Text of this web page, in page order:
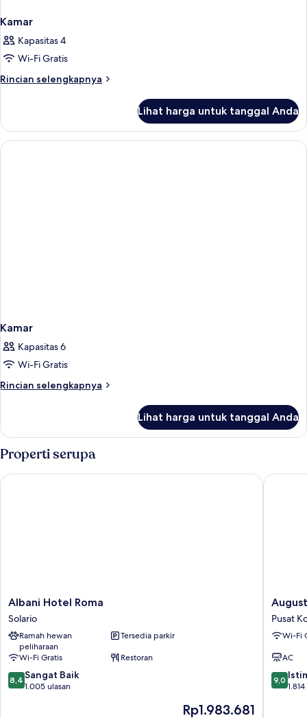
Kamar
Kapasitas 4
Wi-Fi Gratis
Rincian selengkapnya
Rincian
Kamar
Lihat harga untuk tanggal Anda
Kamar
Kapasitas 6
Wi-Fi Gratis
Rincian selengkapnya
Rincian
Kamar
Lihat harga untuk tanggal Anda
Properti serupa
Albani
Hotel
Roma
Solario
Albani Hotel Roma
Solario
Ramah hewan
peliharaan
Tersedia parkir
Wi-Fi Gratis
Restoran
8.4
dari
8,4 Sangat Baik
1.005 ulasan
Harga
Rp1.983.681
Albani Hotel Roma
Augusta
Lucilla
Palace
Pusat
Roma
Pusat
Wi-Fi
AC
9.0
dari
9,0
Augusta